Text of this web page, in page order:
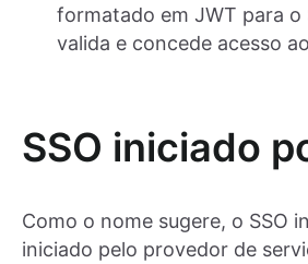
formatado em JWT para o
valida e concede acesso
SSO iniciado
Como o nome sugere, o SSO
iniciado pelo provedor de